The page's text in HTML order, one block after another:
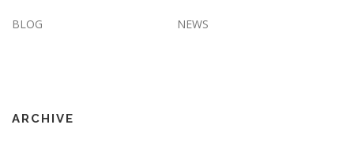
BLOG NEWS
ARCHIVE